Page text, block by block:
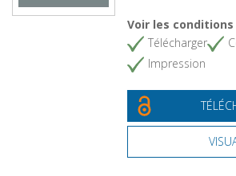
Voir les
Télécharger
Impression